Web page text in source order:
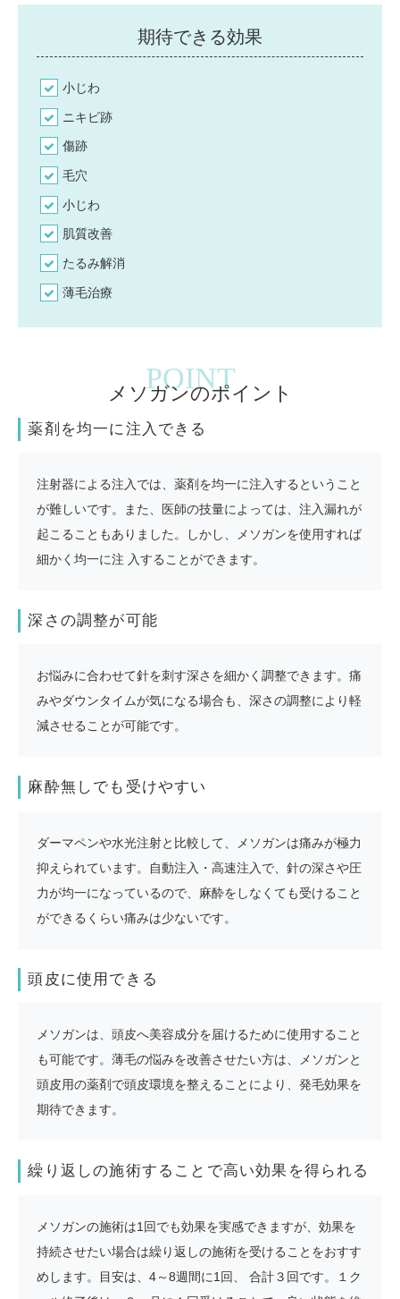
期待できる効果
小じわ
ニキビ跡
傷跡
毛穴
小じわ
肌質改善
たるみ解消
薄毛治療
メソガンのポイント
薬剤を均一に注入できる
注射器による注入では、薬剤を均一に注入するということ
が難しいです。また、医師の技量によっては、注入漏れが
起こることもありました。しかし、メソガンを使用すれば
細かく均一に注 入することができます。
深さの調整が可能
お悩みに合わせて針を刺す深さを細かく調整できます。痛
みやダウンタイムが気になる場合も、深さの調整により軽
減させることが可能です。
麻酔無しでも受けやすい
ダーマペンや水光注射と比較して、メソガンは痛みが極力
抑えられています。自動注入・高速注入で、針の深さや圧
力が均一になっているので、麻酔をしなくても受けること
ができるくらい痛みは少ないです。
頭皮に使用できる
メソガンは、頭皮へ美容成分を届けるために使用すること
も可能です。薄毛の悩みを改善させたい方は、メソガンと
頭皮用の薬剤で頭皮環境を整えることにより、発毛効果を
期待できます。
繰り返しの施術することで高い効果を得られる
メソガンの施術は1回でも効果を実感できますが、効果を
持続させたい場合は繰り返しの施術を受けることをおすす
めします。目安は、4～8週間に1回、 合計３回です。１ク